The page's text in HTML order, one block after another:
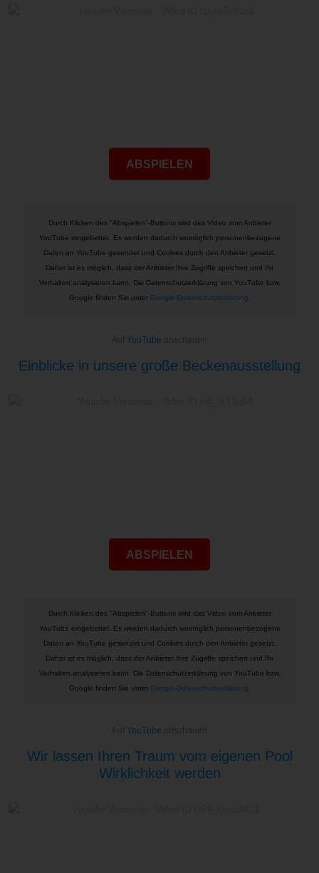
ABSPIELEN
Durch Klicken des "Abspielen"-Buttons wird das Video vom Anbieter
YouTube eingebettet. Es werden dadurch womöglich personenbezogene
Daten an YouTube gesendet und Cookies durch den Anbieter gesetzt.
Daher ist es möglich, dass der Anbieter Ihre Zugriffe speichert und Ihr
Verhalten analysieren kann. Die Datenschutzerklärung von YouTube bzw.
Google finden Sie unter Google-Datenschutzerklärung
YouTube
Einblicke in unsere große Beckenausstellung
ABSPIELEN
Durch Klicken des "Abspielen"-Buttons wird das Video vom Anbieter
YouTube eingebettet. Es werden dadurch womöglich personenbezogene
Daten an YouTube gesendet und Cookies durch den Anbieter gesetzt.
Daher ist es möglich, dass der Anbieter Ihre Zugriffe speichert und Ihr
Verhalten analysieren kann. Die Datenschutzerklärung von YouTube bzw.
Google finden Sie unter Google-Datenschutzerklärung
YouTube
Wir lassen Ihren Traum vom eigenen Pool
Wirklichkeit werden